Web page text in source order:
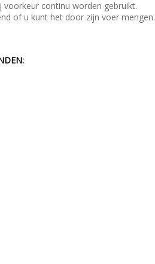
continu worden gebruikt.
of u kunt het door zijn voer mengen.